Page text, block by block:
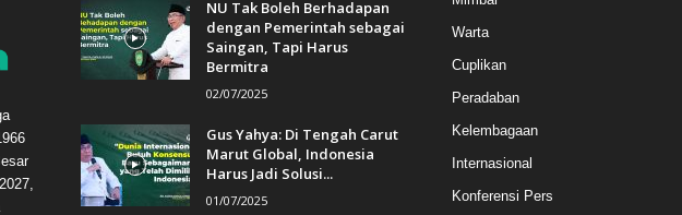
NU Tak Boleh Berhadapan
dengan Pemerintah sebagai
Saingan, Tapi Harus
Bermitra
02/07/2025
Gus Yahya: Di Tengah Carut
Marut Global, Indonesia
Harus Jadi Solusi...
01/07/2025
Warta
Cuplikan
Peradaban
Kelembagaan
Internasional
Konferensi Pers